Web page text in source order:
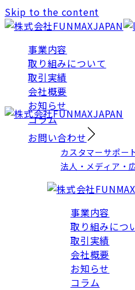
Skip to the content
事業内容
取り組みについて
取引実績
会社概要
お知らせ
コラム
お問い合わせ
カスタマーサポー
法人・メディア・
事業内容
取り組みにつ
取引実績
会社概要
お知らせ
コラム